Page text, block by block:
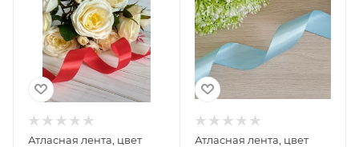
Атласная лента, цвет
Атласная лента, цвет